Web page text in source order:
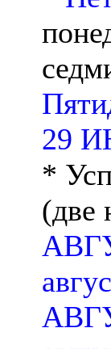
29
*
(две